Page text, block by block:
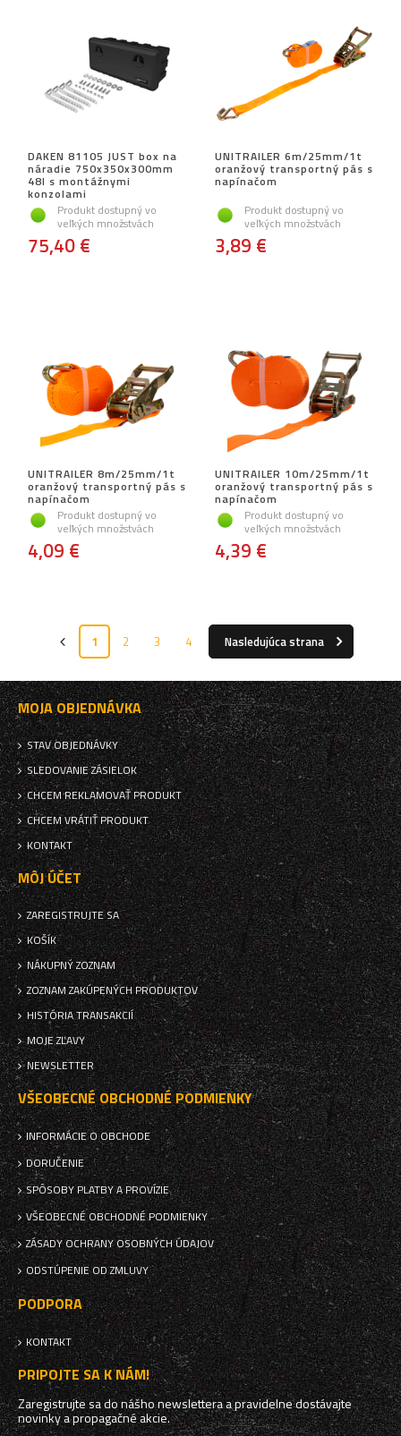
DAKEN 81105 JUST box na
náradie 750x350x300mm
48l s montážnymi
konzolami
Produkt dostupný vo
veľkých množstvách
75,40 €
UNITRAILER 6m/25mm/1t
oranžový transportný pás s
napínačom
Produkt dostupný vo
veľkých množstvách
3,89 €
UNITRAILER 8m/25mm/1t
oranžový transportný pás s
napínačom
Produkt dostupný vo
veľkých množstvách
4,09 €
UNITRAILER 10m/25mm/1t
oranžový transportný pás s
napínačom
Produkt dostupný vo
veľkých množstvách
4,39 €
1 2 3 4 Nasledujúca strana
MOJA OBJEDNÁVKA
STAV OBJEDNÁVKY
SLEDOVANIE ZÁSIELOK
CHCEM REKLAMOVAŤ PRODUKT
CHCEM VRÁTIŤ PRODUKT
KONTAKT
MÔJ ÚČET
ZAREGISTRUJTE SA
KOŠÍK
NÁKUPNÝ ZOZNAM
ZOZNAM ZAKÚPENÝCH PRODUKTOV
HISTÓRIA TRANSAKCIÍ
MOJE ZĽAVY
NEWSLETTER
VŠEOBECNÉ OBCHODNÉ PODMIENKY
INFORMÁCIE O OBCHODE
DORUČENIE
SPÔSOBY PLATBY A PROVÍZIE
VŠEOBECNÉ OBCHODNÉ PODMIENKY
ZÁSADY OCHRANY OSOBNÝCH ÚDAJOV
ODSTÚPENIE OD ZMLUVY
PODPORA
KONTAKT
PRIPOJTE SA K NÁM!
Zaregistrujte sa do nášho newslettera a pravidelne dostávajte
novinky a propagačné akcie.